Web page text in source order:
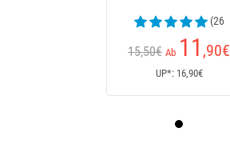
(26
Kundenrezensionen)
15,50€ Ab 11 ,90€
UP*: 16,90€